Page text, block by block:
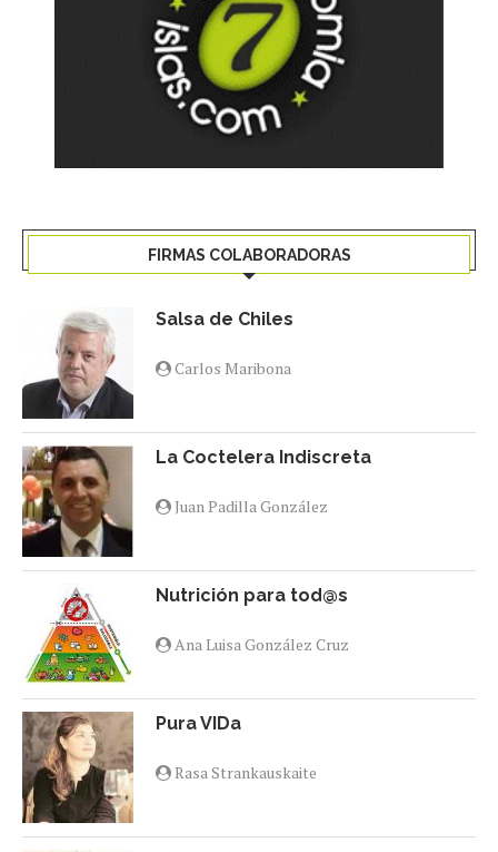
FIRMAS COLABORADORAS
Salsa de Chiles
Carlos Maribona
La Coctelera Indiscreta
Juan Padilla González
Nutrición para tod@s
Ana Luisa González Cruz
Pura VIDa
Rasa Strankauskaite